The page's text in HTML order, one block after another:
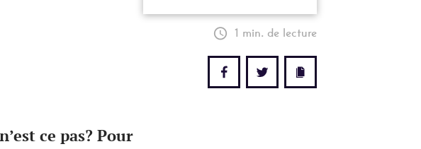
1 min. de lecture
ce pas? Pour